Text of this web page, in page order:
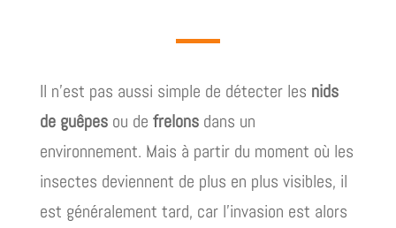
Il n’est pas aussi simple de détecter les nids
de guêpesou de frelonsdans un
environnement. Mais à partir du moment où les
insectes deviennent de plus en plus visibles, il
est généralement tard, car l’invasion est alors